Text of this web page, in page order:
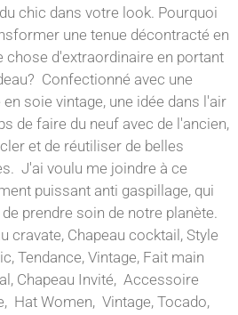
du chic dans votre look. Pourquoi
une tenue décontracté en
chose d'extraordinaire en portant
Confectionné avec une
soie vintage, une idée dans l'air
de faire du neuf avec de l'ancien,
et de réutiliser de belles
J'ai voulu me joindre à ce
puissant anti gaspillage, qui
prendre soin de notre planète.
cravate, Chapeau cocktail, Style
Tendance, Vintage, Fait main
Chapeau Invité, Accessoire
Hat Women, Vintage, Tocado,